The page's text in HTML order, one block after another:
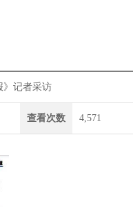
》记者采访
查看次数 4,571